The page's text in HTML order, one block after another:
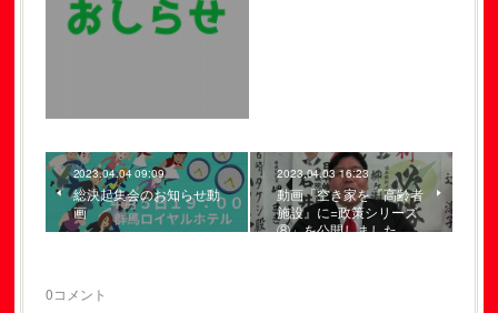
2023.04.04 09:09
総決起集会のお知らせ動
画
2023.04.03 16:23
動画「空き家を『高齢者
施設』に=政策シリーズ
⑧」を公開しました
0コメント